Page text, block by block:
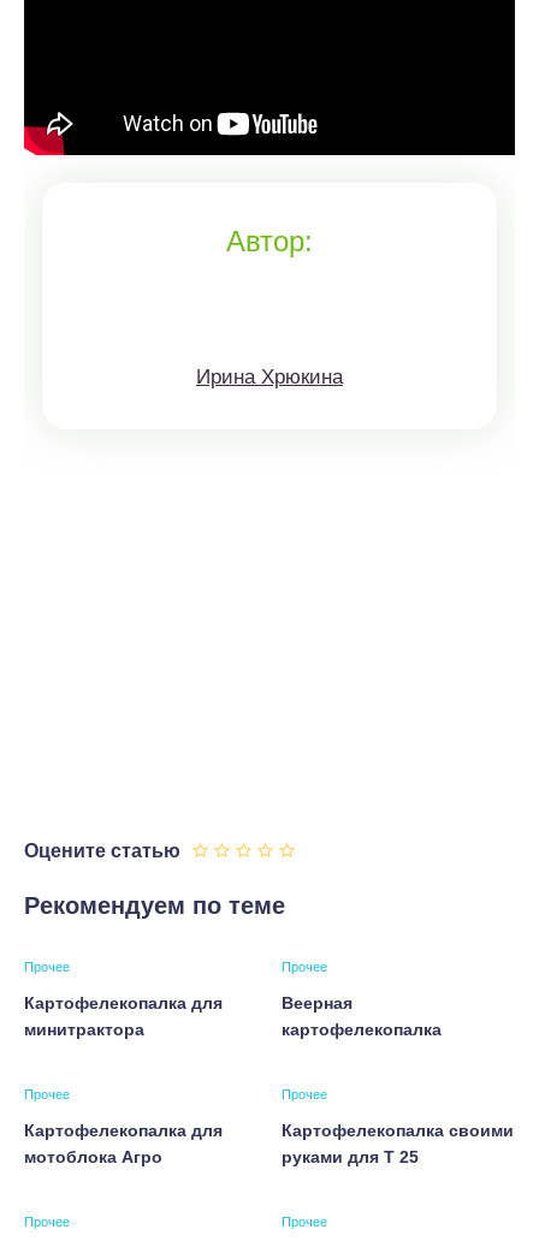
Автор:
Ирина Хрюкина
Оцените статью
Рекомендуем по теме
Прочее
Картофелекопалка для
минитрактора
Прочее
Веерная
картофелекопалка
Прочее
Картофелекопалка для
мотоблока Агро
Прочее
Картофелекопалка своими
руками для Т 25
Прочее Прочее